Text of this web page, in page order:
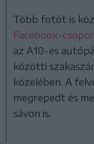
Több fotót is
Facebook-
az A10-es
közötti
közelében. A
megrepedt és
sávon is.